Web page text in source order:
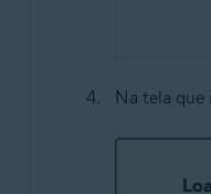
Na tela que